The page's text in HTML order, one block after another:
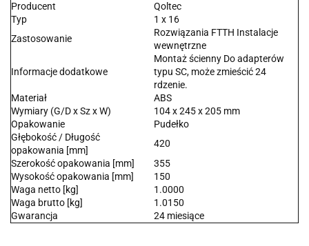
Producent
Qoltec
Typ
1 x 16
Zastosowanie
Rozwiązania FTTH Instalacje
wewnętrzne
Informacje dodatkowe
Montaż ścienny Do adapterów
typu SC, może zmieścić 24
rdzenie.
Materiał
ABS
Wymiary (G/D x Sz x W)
104 x 245 x 205 mm
Opakowanie
Pudełko
Głębokość / Długość
opakowania [mm]
420
Szerokość opakowania [mm]
355
Wysokość opakowania [mm]
150
Waga netto [kg]
1.0000
Waga brutto [kg]
1.0150
Gwarancja
24 miesiące